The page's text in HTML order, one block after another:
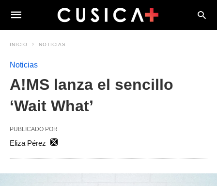
INICIO NOTICIAS
Noticias
A!MS lanza el sencillo
‘Wait What’
PUBLICADO POR
Eliza Pérez